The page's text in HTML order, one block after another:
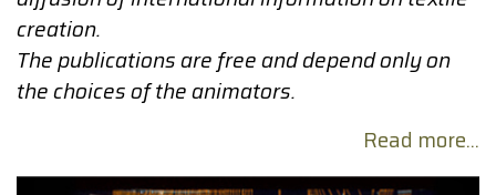
creation.
The publications are free and depend only on
the choices of the animators.
Read more...